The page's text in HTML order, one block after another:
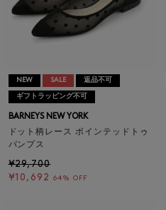
NEW SALE 返品不可
ギフトラッピング不可
BARNEYS NEW YORK
ドット柄レース ポインテッドトゥ
パンプス
¥29,700
¥10,692
64% OFF